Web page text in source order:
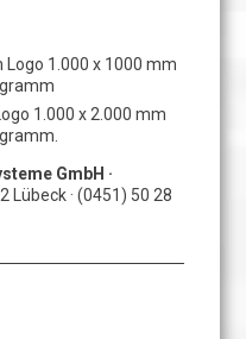
1.000 x 1000 mm
1.000 x 2.000 mm
GmbH ·
Lübeck · (0451) 50 28